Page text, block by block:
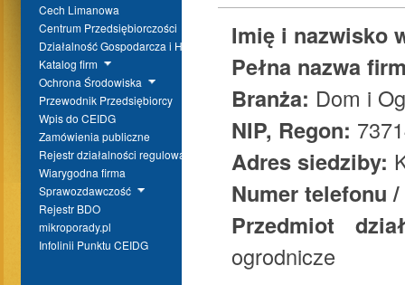
Cech Limanowa
Centrum Przedsiębiorczości
Działalność Gospodarcza i Handel
Katalog firm
Ochrona Środowiska
Przewodnik Przedsiębiorcy
Wpis do CEIDG
Zamówienia publiczne
Rejestr działalności regulowanej
Wiarygodna firma
Sprawozdawczość
Rejestr BDO
mikroporady.pl
Infolinii Punktu CEIDG
Imię i nazwisko
Pełna nazwa
Branża: Dom i
NIP, Regon:
Adres siedziby:
Numer telefonu
Przedmiot
ogrodnicze